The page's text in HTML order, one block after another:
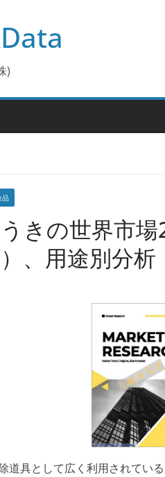
)
品
きの世界市
、用途別分析
道具として広く利用されてい